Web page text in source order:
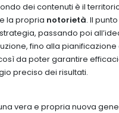
dei contenuti è il
la propria notorietà. Il
passando poi
fino alla pianificazione
da poter garantire
preciso dei risultati.
vera e propria nuova